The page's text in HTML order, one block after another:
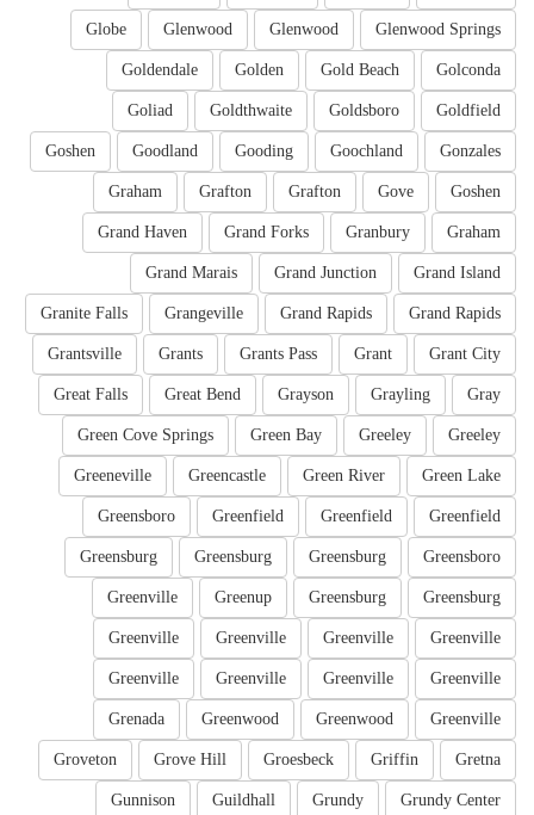
Glenwood Springs
Glenwood
Glenwood
Globe
Golconda
Gold Beach
Golden
Goldendale
Goldfield
Goldsboro
Goldthwaite
Goliad
Gonzales
Goochland
Gooding
Goodland
Goshen
Goshen
Gove
Grafton
Grafton
Graham
Graham
Granbury
Grand Forks
Grand Haven
Grand Island
Grand Junction
Grand Marais
Grand Rapids
Grand Rapids
Grangeville
Granite Falls
Grant City
Grant
Grants Pass
Grants
Grantsville
Gray
Grayling
Grayson
Great Bend
Great Falls
Greeley
Greeley
Green Bay
Green Cove Springs
Green Lake
Green River
Greencastle
Greeneville
Greenfield
Greenfield
Greenfield
Greensboro
Greensboro
Greensburg
Greensburg
Greensburg
Greensburg
Greensburg
Greenup
Greenville
Greenville
Greenville
Greenville
Greenville
Greenville
Greenville
Greenville
Greenville
Greenville
Greenwood
Greenwood
Grenada
Gretna
Griffin
Groesbeck
Grove Hill
Groveton
Grundy Center
Grundy
Guildhall
Gunnison